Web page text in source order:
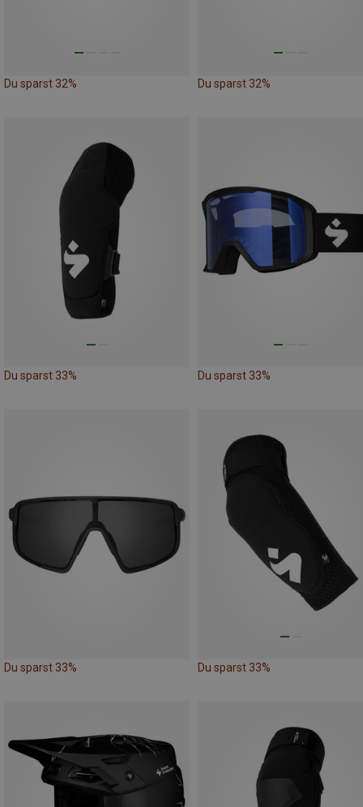
Du sparst 32% Du sparst 32%
Du sparst 33% Du sparst 33%
Du sparst 33% Du sparst 33%